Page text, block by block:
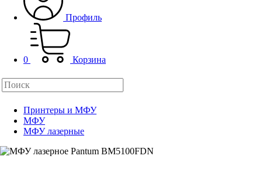
Профиль
0 Корзина
Принтеры и МФУ
МФУ
МФУ лазерные